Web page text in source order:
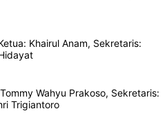
Khairul Anam, Sekretaris:
Wahyu Prakoso, Sekretaris:
Trigiantoro